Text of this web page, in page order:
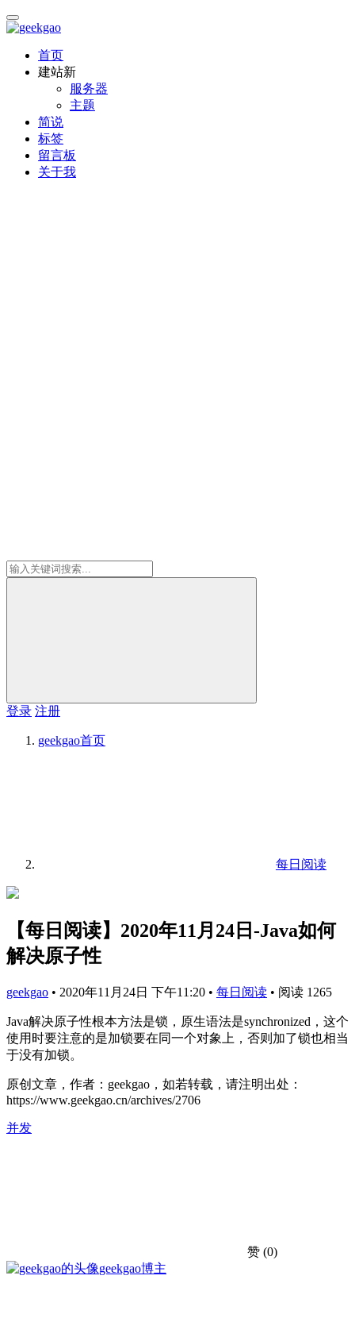
首页
建站新
服务器
主题
简说
标签
留言板
关于我
登录 注册
geekgao首页
每日阅读
【每日阅读】2020年11月24日-Java如何
解决原子性
geekgao • 2020年11月24日 下午11:20 • 每日阅读 • 阅读 1265
Java解决原子性根本方法是锁，原生语法是synchronized，这个
使用时要注意的是加锁要在同一个对象上，否则加了锁也相当
于没有加锁。
原创文章，作者：geekgao，如若转载，请注明出处：
https://www.geekgao.cn/archives/2706
并发
赞 (0)
geekgao博主